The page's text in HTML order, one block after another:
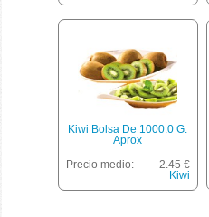
Kiwi Bolsa De 1000.0 G.
Aprox
Precio medio:
2.45 €
Kiwi